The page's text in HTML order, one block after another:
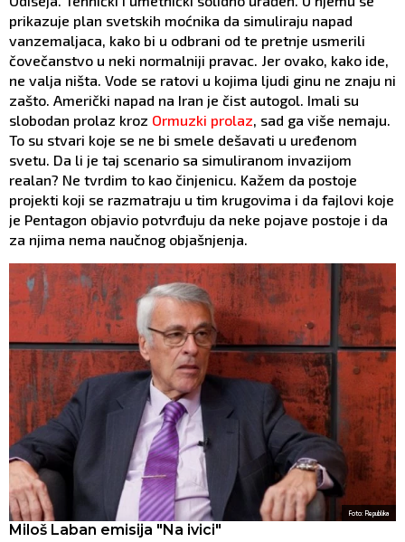
prikazuje plan svetskih moćnika da simuliraju napad
vanzemaljaca, kako bi u odbrani od te pretnje usmerili
čovečanstvo u neki normalniji pravac. Jer ovako, kako ide,
ne valja ništa. Vode se ratovi u kojima ljudi ginu ne znaju ni
zašto. Američki napad na Iran je čist autogol. Imali su
slobodan prolaz kroz Ormuzki prolaz, sad ga više nemaju.
To su stvari koje se ne bi smele dešavati u uređenom
svetu. Da li je taj scenario sa simuliranom invazijom
realan? Ne tvrdim to kao činjenicu. Kažem da postoje
projekti koji se razmatraju u tim krugovima i da fajlovi koje
je Pentagon objavio potvrđuju da neke pojave postoje i da
za njima nema naučnog objašnjenja.
Foto: Republika
Miloš Laban emisija "Na ivici"